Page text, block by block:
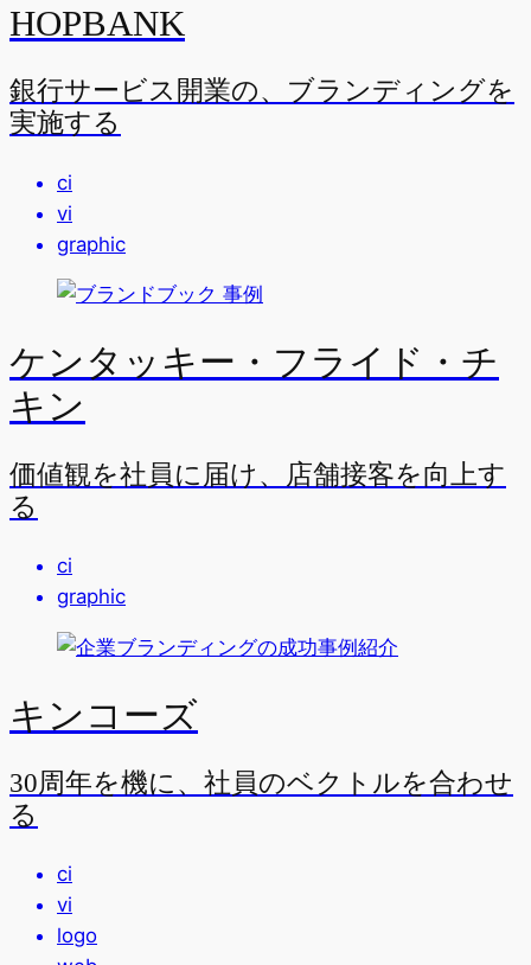
HOPBANK
銀行サービス開業の、ブランディングを
実施する
ci
vi
graphic
ケンタッキー・フライド・チ
キン
価値観を社員に届け、店舗接客を向上す
る
ci
graphic
キンコーズ
30周年を機に、社員のベクトルを合わせ
る
ci
vi
logo